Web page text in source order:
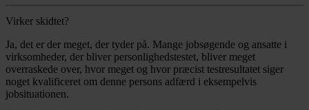
Virker skidtet?
Ja, det er der meget, der tyder på. Mange jobsøgende og ansatte i
virksomheder, der bliver personlighedstestet, bliver meget
overraskede over, hvor meget og hvor præcist testresultatet siger
noget kvalificeret om denne persons adfærd i eksempelvis
jobsituationen.